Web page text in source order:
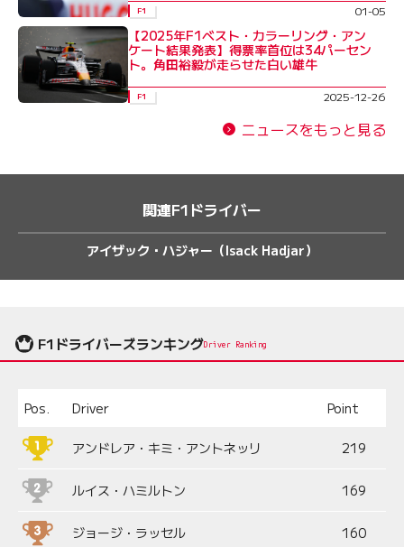
F1 01-05
【2025年F1ベスト・カラーリング・アン
ケート結果発表】得票率首位は34パーセン
ト。角田裕毅が走らせた白い雄牛
F1 2025-12-26
ニュースをもっと見る
関連F1ドライバー
アイザック・ハジャー（Isack Hadjar）
F1ドライバーズランキングDriver Ranking
Pos. Driver Point
アンドレア・キミ・アントネッリ 219
ルイス・ハミルトン 169
ジョージ・ラッセル 160